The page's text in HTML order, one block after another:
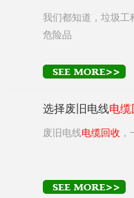
我们都知道，垃圾工
危险品
选择废旧电线电缆
废旧电线电缆回收